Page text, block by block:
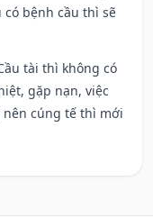
bệnh cầu thì sẽ
tài thì không có
gặp nạn, việc
cúng tế thì mới